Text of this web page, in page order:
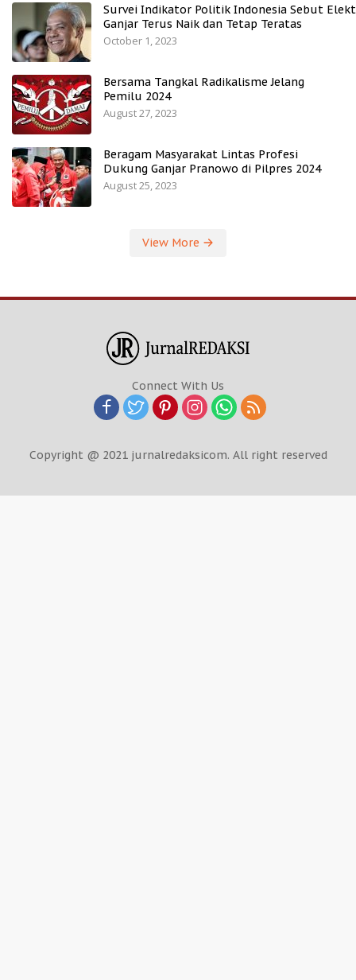
Survei Indikator Politik Indonesia Sebut
Ganjar Terus Naik dan Tetap Teratas
October 1, 2023
Bersama Tangkal Radikalisme Jelang
Pemilu 2024
August 27, 2023
Beragam Masyarakat Lintas Profesi
Dukung Ganjar Pranowo di Pilpres 2024
August 25, 2023
View More
Connect With Us
Copyright @ 2021 jurnalredaksicom. All right reserved